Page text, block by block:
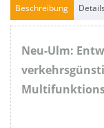
Beschreibung Details
Neu-Ulm: